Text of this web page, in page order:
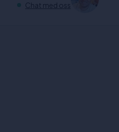
Chat med oss